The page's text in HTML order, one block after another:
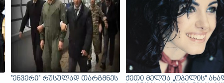
"ენვერი" რუსულად თარგმნეს
ქეთი მელუა „ოპელის“